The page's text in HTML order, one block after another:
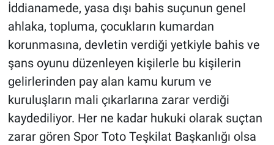
İddianamede, yasa dışı bahis suçunun genel
ahlaka, topluma, çocukların kumardan
korunmasına, devletin verdiği yetkiyle bahis ve
şans oyunu düzenleyen kişilerle bu kişilerin
gelirlerinden pay alan kamu kurum ve
kuruluşların mali çıkarlarına zarar verdiği
kaydediliyor. Her ne kadar hukuki olarak suçtan
zarar gören Spor Toto Teşkilat Başkanlığı olsa